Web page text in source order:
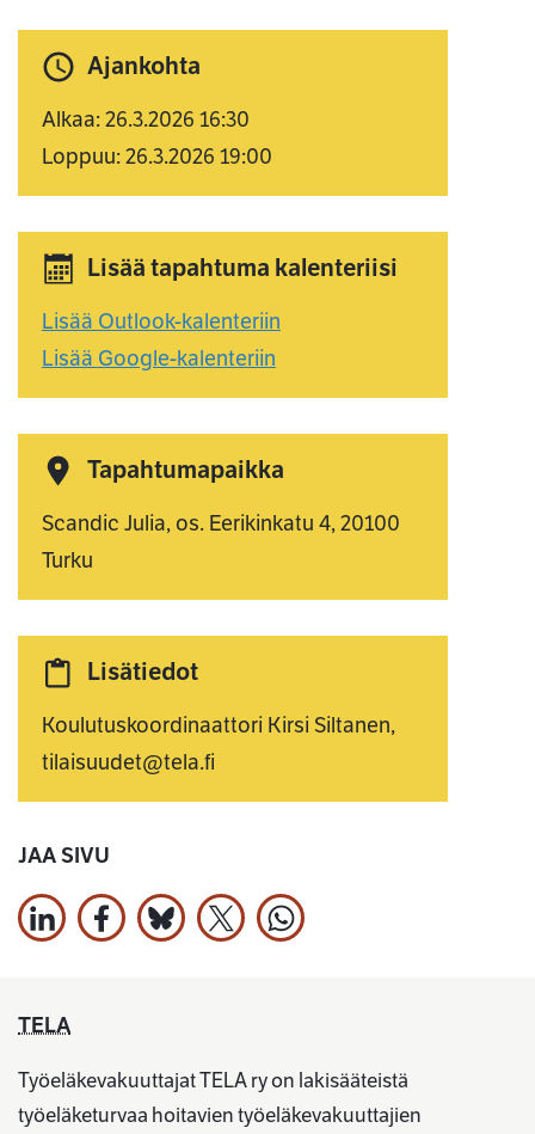
Ajankohta
Alkaa: 26.3.2026 16:30
Loppuu: 26.3.2026 19:00
Lisää tapahtuma kalenteriisi
Lisää Outlook-kalenteriin
Lisää Google-kalenteriin
Tapahtumapaikka
Scandic Julia, os. Eerikinkatu 4, 20100
Turku
Lisätiedot
Koulutuskoordinaattori Kirsi Siltanen,
tilaisuudet@tela.fi
JAA SIVU
Jaa LinkedInissä
Jaa Facebookissa
Jaa Bluesky:ssa
Jaa X:ssäJaa WhatsApissa
TELA
Työeläkevakuuttajat TELA ry on lakisääteistä
työeläketurvaa hoitavien työeläkevakuuttajien